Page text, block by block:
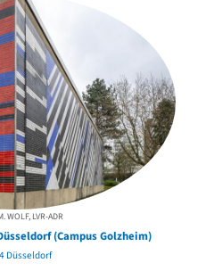
WOLF, LVR-ADR
(Campus Golzheim)
Düsseldorf